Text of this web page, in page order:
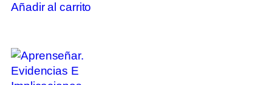
Añadir al carrito